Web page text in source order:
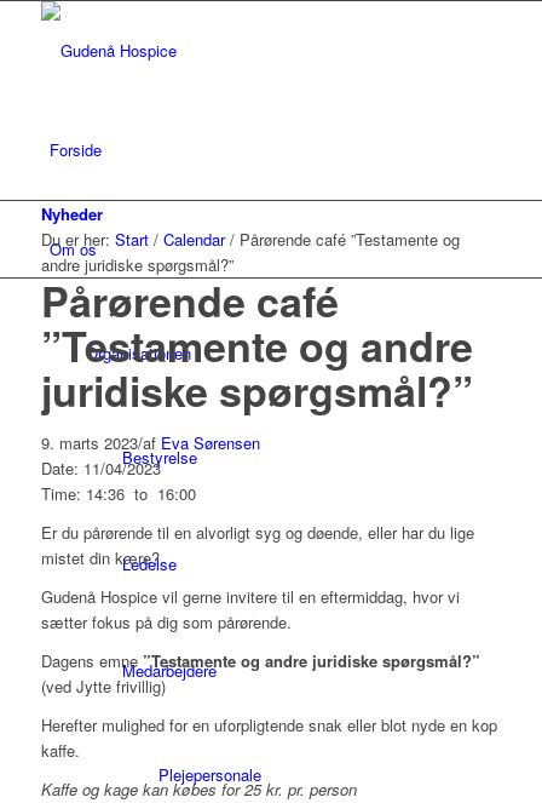
Forside
Om os
Organisationen
Bestyrelse
Ledelse
Medarbejdere
Plejepersonale
Nyheder
Du er her: Start / Calendar / Pårørende café ”Testamente og
andre juridiske spørgsmål?”
Pårørende café
”Testamente og andre
juridiske spørgsmål?”
9. marts 2023/af Eva Sørensen
Date: 11/04/2023
Time: 14:36 to 16:00
Er du pårørende til en alvorligt syg og døende, eller har du lige
mistet din kære?
Gudenå Hospice vil gerne invitere til en eftermiddag, hvor vi
sætter fokus på dig som pårørende.
Dagens emne ”Testamente og andre juridiske spørgsmål?”
(ved Jytte frivillig)
Herefter mulighed for en uforpligtende snak eller blot nyde en kop
kaffe.
Kaffe og kage kan købes for 25 kr. pr. person